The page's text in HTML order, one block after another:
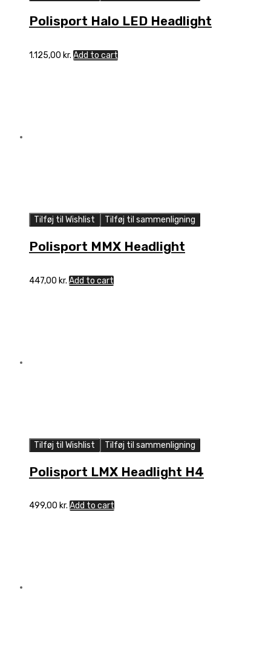
Polisport Halo LED Headlight
1.125,00 kr. Add to cart
Tilføj til Wishlist Tilføj til sammenligning
Polisport MMX Headlight
447,00 kr. Add to cart
Tilføj til Wishlist Tilføj til sammenligning
Polisport LMX Headlight H4
499,00 kr. Add to cart